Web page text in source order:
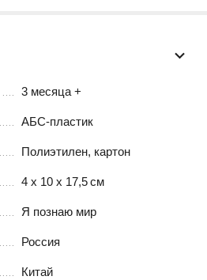
3 месяца +
АБС-пластик
Полиэтилен, картон
4 х 10 х 17,5см
Я познаю мир
Россия
Китай